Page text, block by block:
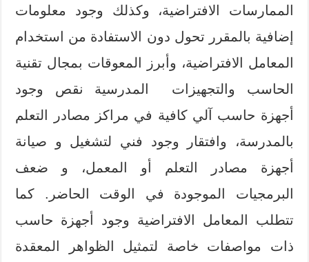
الممارسات الافتراضية، وكذلك وجود معلومات
إضافية بالمقرر تحول دون الاستفادة من استخدام
المعامل الافتراضية، وأبرز المعوقات بمجال تقنية
الحاسب والتجهيزات المدرسية نقص وجود
أجهزة حاسب آلي كافية في مراكز مصادر التعلم
بالمدرسة، وافتقار وجود فني لتشغيل و صيانة
أجهزة مصادر التعلم أو المعمل، و ضعف
البرمجيات الموجودة في الوقت الحاضر. كما
تتطلب المعامل الافتراضية وجود أجهزة حاسب
ذات مواصفات خاصة لتمثيل الظواهر المعقدة